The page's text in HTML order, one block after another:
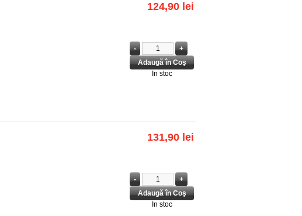
In stoc
124,90 lei
In stoc
131,90 lei